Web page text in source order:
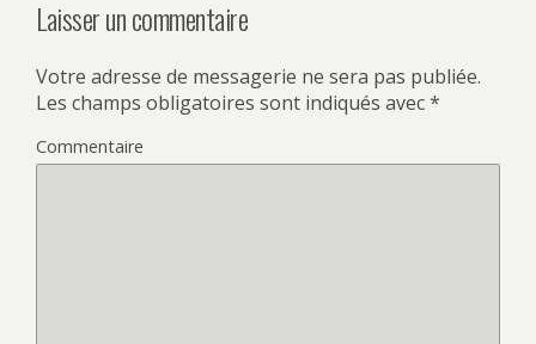
Laisser un commentaire
Votre adresse de messagerie ne sera pas publiée.
Les champs obligatoires sont indiqués avec*
Commentaire